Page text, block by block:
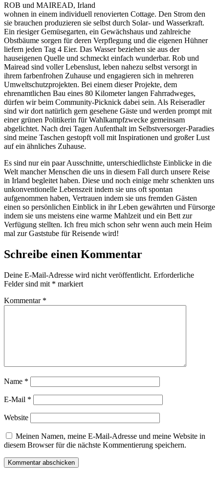
ROB und MAIREAD, Irland
wohnen in einem individuell renovierten Cottage. Den Strom den
sie brauchen produzieren sie selbst durch Solar- und Wasserkraft.
Ein riesiger Gemüsegarten, ein Gewächshaus und zahlreiche
Obstbäume sorgen für deren Verpflegung und die eigenen Hühner
liefern jeden Tag 4 Eier. Das Wasser beziehen sie aus der
hauseigenen Quelle und schmeckt einfach wunderbar. Rob und
Mairead sind voller Lebenslust, leben nahezu selbst versorgt in
ihrem farbenfrohen Zuhause und engagieren sich in mehreren
Umweltschutzprojekten. Bei einem dieser Projekte, dem
ehrenamtlichen Bau eines 80 Kilometer langen Fahrradweges,
dürfen wir beim Community-Picknick dabei sein. Als Reiseradler
sind wir dort natürlich gern gesehene Gäste und werden prompt mit
einer grünen Politikerin für Wahlkampfzwecke gemeinsam
abgelichtet. Nach drei Tagen Aufenthalt im Selbstversorger-Paradies
sind meine Taschen gestopft voll mit Inspirationen und großer Lust
auf ein ähnliches Zuhause.
Es sind nur ein paar Ausschnitte, unterschiedlichste Einblicke in die
Welt mancher Menschen die uns in diesem Fall durch unsere Reise
in Irland begleitet haben. Diese und noch einige mehr schenkten uns
unkonventionelle Lebenszeit indem sie uns oft spontan
aufgenommen haben, Vertrauen indem sie uns fremden Gästen
einen so persönlichen Einblick in ihr Leben gewährten und Fürsorge
indem sie uns meistens eine warme Mahlzeit und ein Bett zur
Verfügung stellten. Ich freu mich schon sehr wenn auch mein Heim
mal zur Gaststube für Reisende wird!
Schreibe einen Kommentar
Deine E-Mail-Adresse wird nicht veröffentlicht. Erforderliche
Felder sind mit * markiert
Kommentar *
Name *
E-Mail *
Website
Meinen Namen, meine E-Mail-Adresse und meine Website in
diesem Browser für die nächste Kommentierung speichern.